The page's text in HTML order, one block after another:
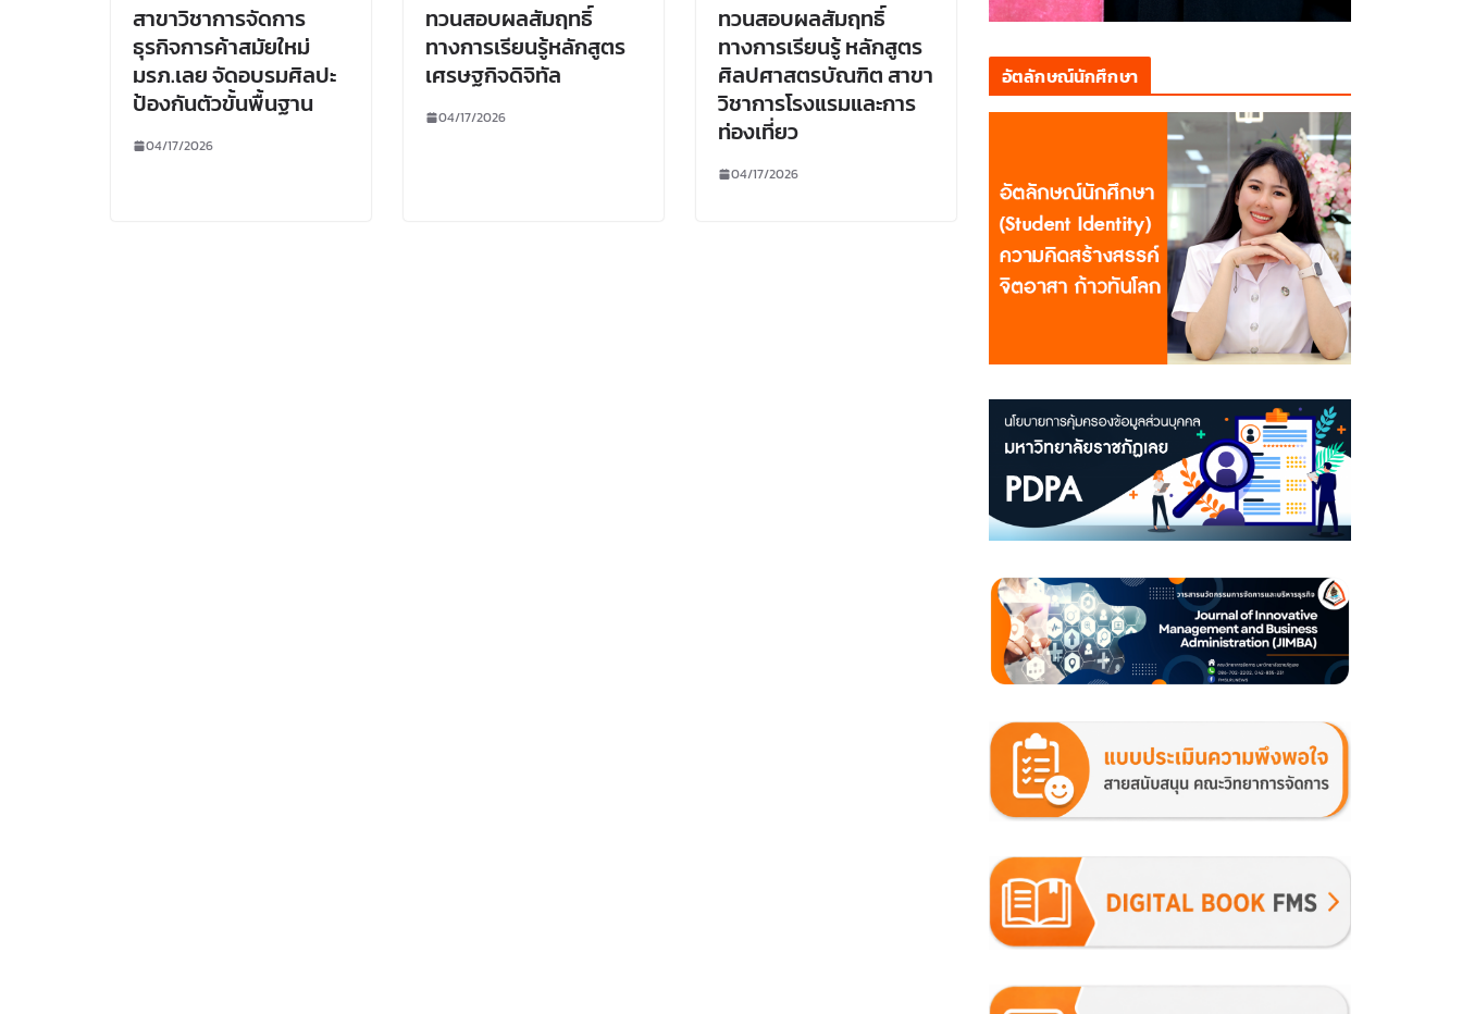
สาขาวิชาการจัดการ
ธุรกิจการค้าสมัยใหม่
มรภ.เลย จัดอบรมศิลปะ
ป้องกันตัวขั้นพื้นฐาน
04/17/2026
ทวนสอบผลสัมฤทธิ์
ทางการเรียนรู้หลักสูตร
เศรษฐกิจดิจิทัล
04/17/2026
ทวนสอบผลสัมฤทธิ์
ทางการเรียนรู้ หลักสูตร
ศิลปศาสตรบัณฑิต สาขา
วิชาการโรงแรมและการ
ท่องเที่ยว
04/17/2026
อัตลักษณ์นักศึกษา